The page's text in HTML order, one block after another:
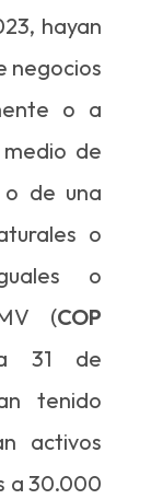
hayan
negocios
o a
de
o de una
o
o
(COP
de
tenido
activos
a 30.000